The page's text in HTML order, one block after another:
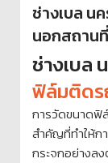
ช่างเบล น
นอกสถาน
ช่างเบล
ฟิล์มติดร
การวัดขนาดฟิ
สำคัญที่ทำให้ก
กระจกอย่างล